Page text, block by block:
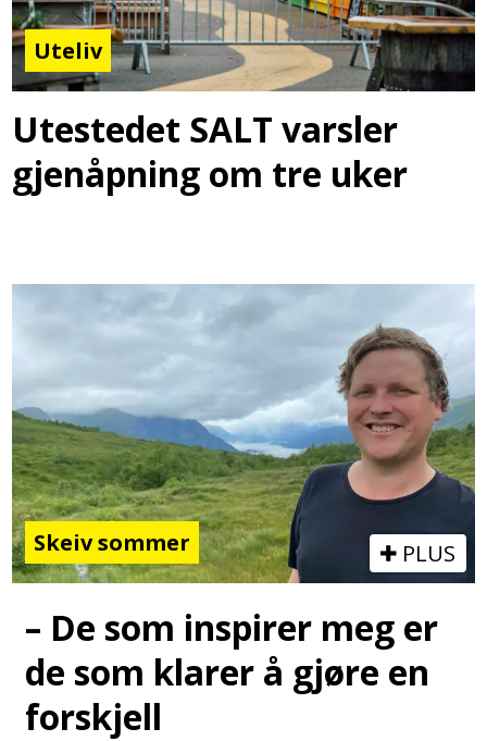
Uteliv
Utestedet SALT varsler
gjenåpning om tre uker
Skeiv sommer PLUS
– De som inspirer meg er
de som klarer å gjøre en
forskjell